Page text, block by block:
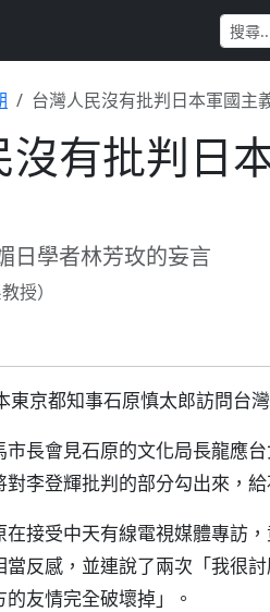
台灣人民沒有批判日本軍國主
沒有批判日
日學者林芳玫的妄言
授）
東京都知事石原慎太郎訪問台
長會見石原的文化局長龍應
李登輝批判的部分勾出來，給
接受中天有線電視媒體專訪
當反感，並連說了兩次「我很
友情完全破壞掉」。